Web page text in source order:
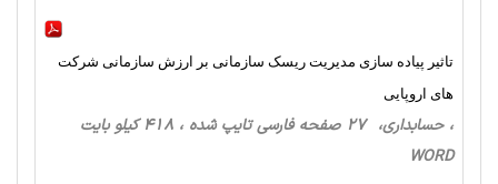
تاثیر پیاده سازی مدیریت ریسک سازمانی بر ارزش سازمانی شرکت
های اروپایی
، حسابداری، 27 صفحه فارسی تایپ شده ، 418 کیلو بایت
WORD